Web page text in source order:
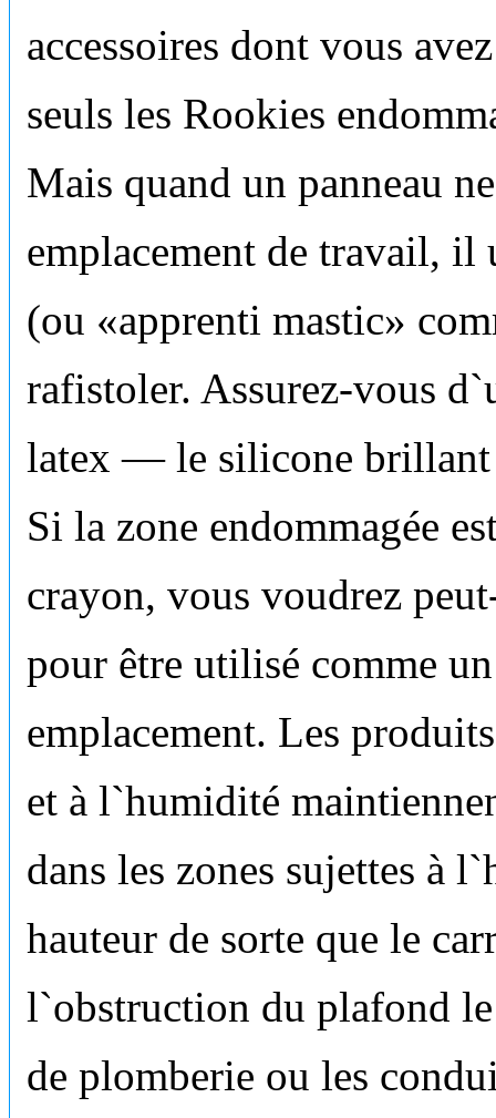
accessoires dont vous
seuls les Rookies
Mais quand un panneau
emplacement de travail,
(ou «apprenti mastic»
rafistoler. Assurez-vous
latex — le silicone brillant
Si la zone endommagée
crayon, vous voudrez
pour être utilisé comme
emplacement. Les
et à l`humidité
dans les zones sujettes à
hauteur de sorte que le
l`obstruction du plafond
de plomberie ou les